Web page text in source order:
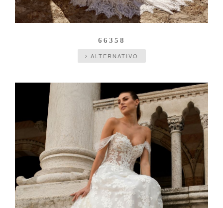
66358
ALTERNATIVO